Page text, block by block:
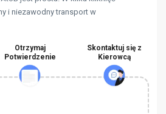
i niezawodny transport w
Otrzymaj
Potwierdzenie
Skontaktuj się z
Kierowcą